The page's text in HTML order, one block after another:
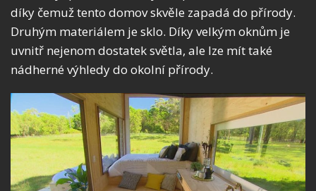
díky čemuž tento domov skvěle zapadá do přírody.
Druhým materiálem je sklo. Díky velkým oknům je
uvnitř nejenom dostatek světla, ale lze mít také
nádherné výhledy do okolní přírody.